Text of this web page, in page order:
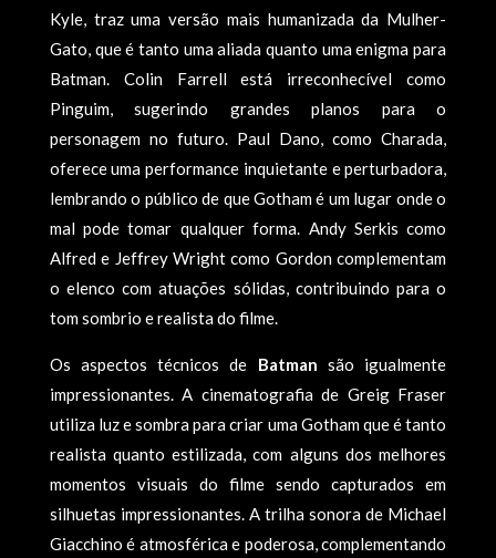
Kyle, traz uma versão mais humanizada da Mulher-
Gato, que é tanto uma aliada quanto uma enigma para
Batman. Colin Farrell está irreconhecível como
Pinguim, sugerindo grandes planos para o
personagem no futuro. Paul Dano, como Charada,
oferece uma performance inquietante e perturbadora,
lembrando o público de que Gotham é um lugar onde o
mal pode tomar qualquer forma. Andy Serkis como
Alfred e Jeffrey Wright como Gordon complementam
o elenco com atuações sólidas, contribuindo para o
tom sombrio e realista do filme.
Os aspectos técnicos de Batman são igualmente
impressionantes. A cinematografia de Greig Fraser
utiliza luz e sombra para criar uma Gotham que é tanto
realista quanto estilizada, com alguns dos melhores
momentos visuais do filme sendo capturados em
silhuetas impressionantes. A trilha sonora de Michael
Giacchino é atmosférica e poderosa, complementando